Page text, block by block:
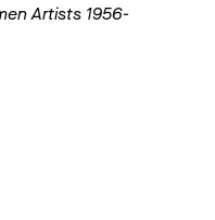
Artists 1956-